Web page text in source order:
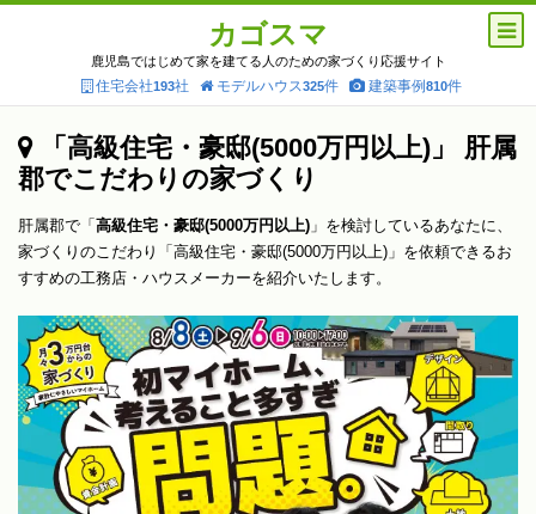
カゴスマ
鹿児島ではじめて家を建てる人のための家づくり応援サイト
住宅会社193社 モデルハウス325件 建築事例810件
「高級住宅・豪邸(5000万円以上)」 肝属
郡でこだわりの家づくり
肝属郡で「 高級住宅・豪邸(5000万円以上) 」を検討しているあなたに、
家づくりのこだわり「高級住宅・豪邸(5000万円以上)」を依頼できるお
すすめの工務店・ハウスメーカーを紹介いたします。